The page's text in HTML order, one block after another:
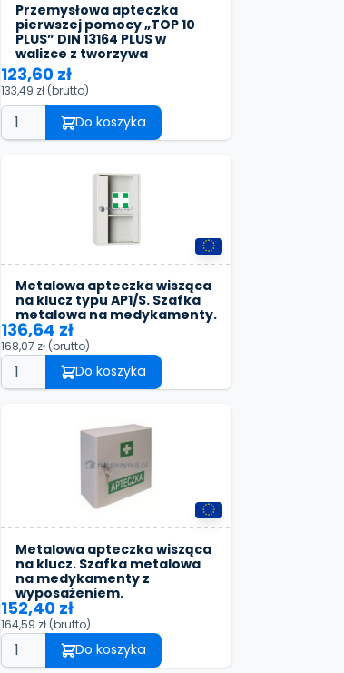
Przemysłowa apteczka
pierwszej pomocy „TOP 10
PLUS” DIN 13164 PLUS w
walizce z tworzywa
123,60 zł
133,49 zł (brutto)
Do koszyka
Metalowa apteczka wisząca
na klucz typu AP1/S. Szafka
metalowa na medykamenty.
136,64 zł
168,07 zł (brutto)
Do koszyka
Metalowa apteczka wisząca
na klucz. Szafka metalowa
na medykamenty z
wyposażeniem.
152,40 zł
164,59 zł (brutto)
Do koszyka